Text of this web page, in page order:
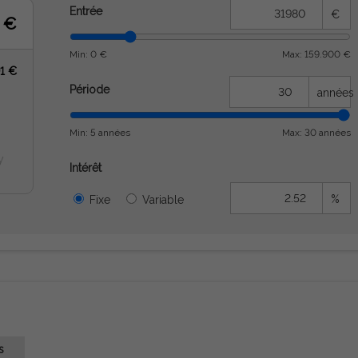
Entrée €
Min: 0 € Max: 159.900 €
Période années
Min: 5 années Max: 30 années
Intérêt
Fixe Variable %
€
€